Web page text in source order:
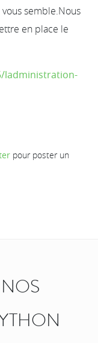
semble.Nous
en place le
ladministration-
pour poster un